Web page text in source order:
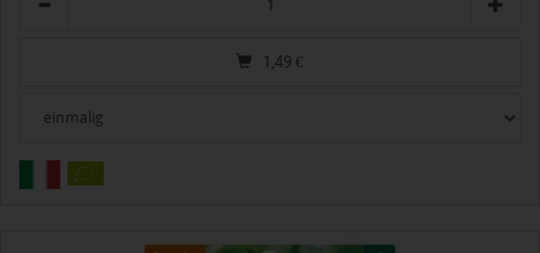
1,49 €